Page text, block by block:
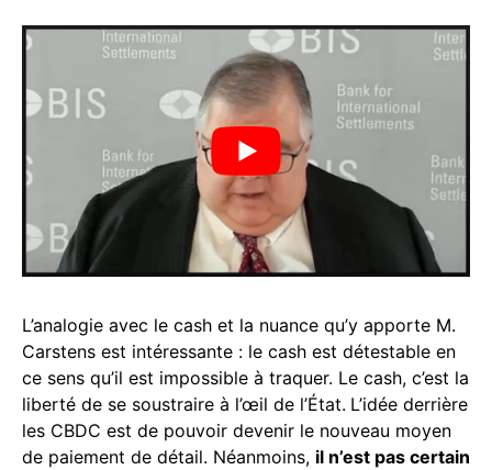
L’analogie avec le cash et la nuance qu’y apporte M.
Carstens est intéressante : le cash est détestable en
ce sens qu’il est impossible à traquer. Le cash, c’est la
liberté de se soustraire à l’œil de l’État. L’idée derrière
les CBDC est de pouvoir devenir le nouveau moyen
de paiement de détail. Néanmoins, il n’est pas certain